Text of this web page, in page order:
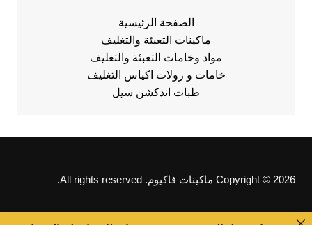
الصفحة الرئيسية
ماكينات التعبئة والتغليف
مواد وخامات التعبئة والتغليف
خامات و رولات اكياس التغليف
طبات اندكشن سيل
Copyright © 2026 ماكينات فاكيوم. All rights reserved.